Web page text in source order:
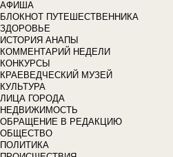
АФИША
БЛОКНОТ ПУТЕШЕСТВЕННИКА
ЗДОРОВЬЕ
ИСТОРИЯ АНАПЫ
КОММЕНТАРИЙ НЕДЕЛИ
КОНКУРСЫ
КРАЕВЕДЧЕСКИЙ МУЗЕЙ
КУЛЬТУРА
ЛИЦА ГОРОДА
НЕДВИЖИМОСТЬ
ОБРАЩЕНИЕ В РЕДАКЦИЮ
ОБЩЕСТВО
ПОЛИТИКА